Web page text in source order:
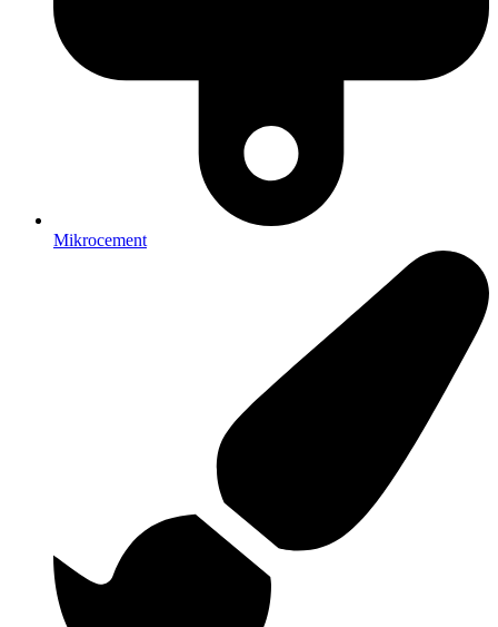
Mikrocement